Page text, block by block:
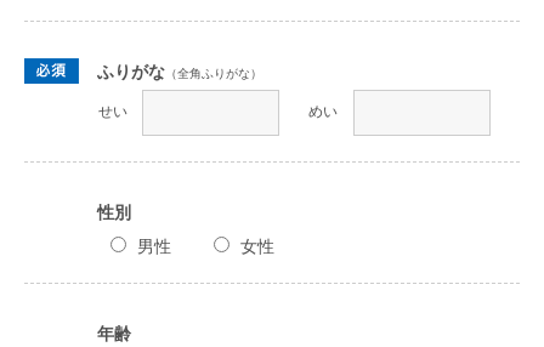
ふりがな （全角ふりがな）
せい めい
性別
男性
女性
年齢